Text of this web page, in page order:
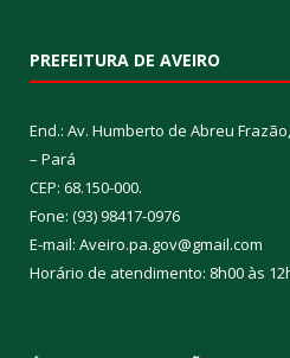
PREFEITURA DE AVEIRO
End.: Av. Humberto de Abreu
– Pará
CEP: 68.150-000.
Fone: (93) 98417-0976
E-mail: Aveiro.pa.gov@gmail.com
Horário de atendimento: 8h00 às